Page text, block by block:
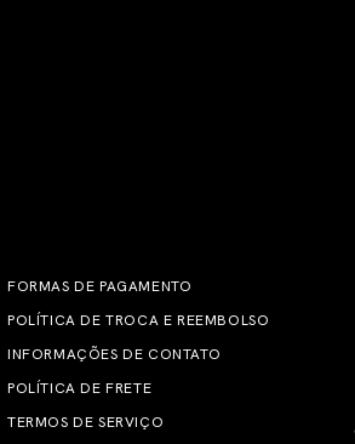
FORMAS DE PAGAMENTO
POLÍTICA DE TROCA E REEMBOLSO
INFORMAÇÕES DE CONTATO
POLÍTICA DE FRETE
TERMOS DE SERVIÇO